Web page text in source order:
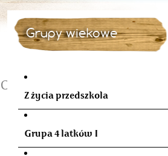
Grupy wiekowe
Czytający rodzic we wrześniu
Z życia przedszkola
Grupa 4 latków I